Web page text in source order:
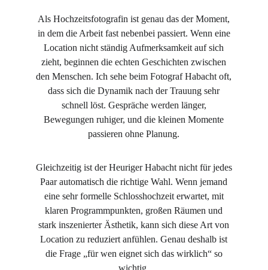
Als Hochzeitsfotografin ist genau das der Moment,
in dem die Arbeit fast nebenbei passiert. Wenn eine
Location nicht ständig Aufmerksamkeit auf sich
zieht, beginnen die echten Geschichten zwischen
den Menschen. Ich sehe beim Fotograf Habacht oft,
dass sich die Dynamik nach der Trauung sehr
schnell löst. Gespräche werden länger,
Bewegungen ruhiger, und die kleinen Momente
passieren ohne Planung.
Gleichzeitig ist der Heuriger Habacht nicht für jedes
Paar automatisch die richtige Wahl. Wenn jemand
eine sehr formelle Schlosshochzeit erwartet, mit
klaren Programmpunkten, großen Räumen und
stark inszenierter Ästhetik, kann sich diese Art von
Location zu reduziert anfühlen. Genau deshalb ist
die Frage „für wen eignet sich das wirklich“ so
wichtig.